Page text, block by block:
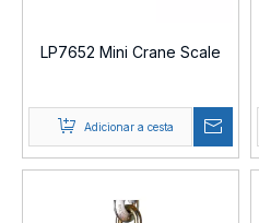
LP7652 Mini Crane Scale
Adicionar a cesta